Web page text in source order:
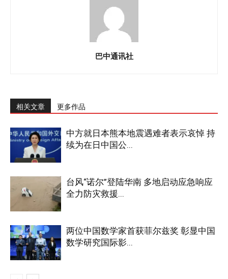
巴中通讯社
相关文章 更多作品
中方就日本熊本地震遇难者表示哀悼 持
续为在日中国公...
台风“诺尔”登陆华南 多地启动应急响应
全力防灾救援...
两位中国数学家首获菲尔兹奖 彰显中国
数学研究国际影...